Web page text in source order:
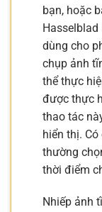
bạn, hoặc
Hasselblad
dùng cho
chụp ảnh
thể thực
được thực
thao tác
hiển thị.
thường
thời điểm
Nhiếp ảnh